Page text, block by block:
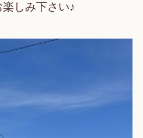
しみ下さい♪